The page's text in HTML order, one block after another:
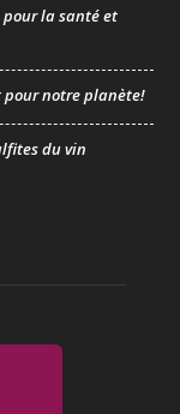
pour la santé et
pour notre planète!
du vin